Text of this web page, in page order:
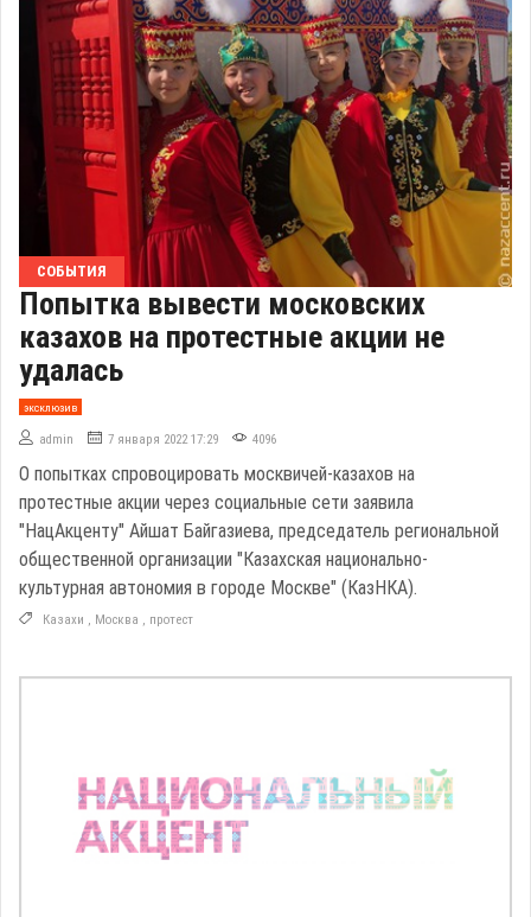
СОБЫТИЯ
Попытка вывести московских
казахов на протестные акции не
удалась
эксклюзив
admin 7 января 2022 17:29 4096
О попытках спровоцировать москвичей-казахов на
протестные акции через социальные сети заявила
"НацАкценту" Айшат Байгазиева, председатель региональной
общественной организации "Казахская национально-
культурная автономия в городе Москве" (КазНКА).
Казахи , Москва , протест